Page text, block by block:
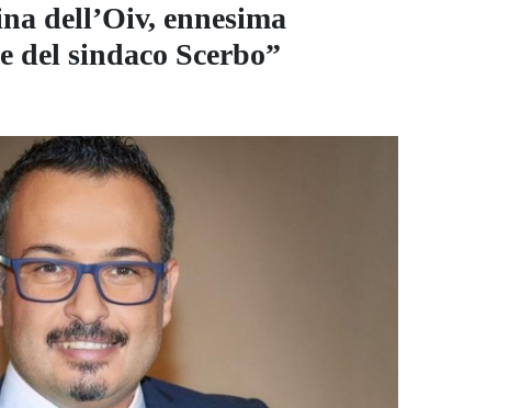
dell’Oiv, ennesima
del sindaco Scerbo”